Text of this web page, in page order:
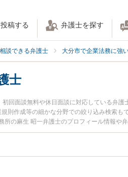
稿する 弁護士を探す
談できる弁護士 大分市で企業法務に強
士
回面談無料や休日面談に対応している弁
則作成等の細かな分野での絞り込み検索も
の麻生 昭一弁護士のプロフィール情報や
い』『海外法人・国際法のトラブル解決
でお困りの相談者さんにおすすめです。